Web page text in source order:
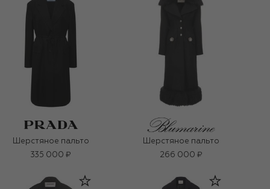
Шерстяное пальто
335 000 ₽
Шерстяное пальто
266 000 ₽